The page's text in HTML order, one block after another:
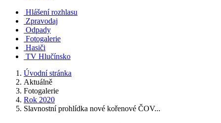
Hlášení rozhlasu
Zpravodaj
Odpady
Fotogalerie
Hasiči
TV Hlučínsko
Úvodní stránka
Aktuálně
Fotogalerie
Rok 2020
Slavnostní prohlídka nové kořenové ČOV...